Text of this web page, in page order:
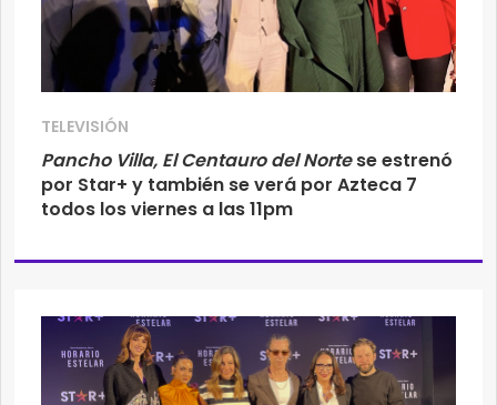
TELEVISIÓN
Pancho Villa, El Centauro del Nortese estrenó
por Star+ y también se verá por Azteca 7
todos los viernes a las 11pm